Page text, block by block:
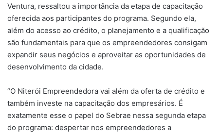
Ventura, ressaltou a importância da etapa de capacitação
oferecida aos participantes do programa. Segundo ela,
além do acesso ao crédito, o planejamento e a qualificação
são fundamentais para que os empreendedores consigam
expandir seus negócios e aproveitar as oportunidades de
desenvolvimento da cidade.
“O Niterói Empreendedora vai além da oferta de crédito e
também investe na capacitação dos empresários. É
exatamente esse o papel do Sebrae nessa segunda etapa
do programa: despertar nos empreendedores a